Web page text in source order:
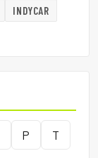
INDYCAR
P T